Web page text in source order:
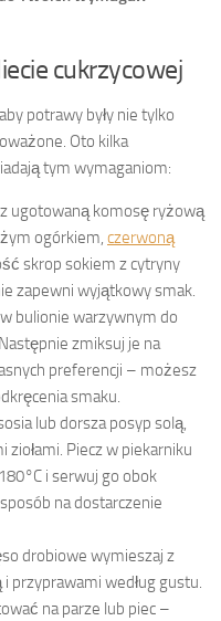
cukrzycowej
potrawy były nie tylko
Oto kilka
tym wymaganiom:
ugotowaną komosę ryżową
ogórkiem, czerwoną
skrop sokiem z cytryny
zapewni wyjątkowy smak.
bulionie warzywnym do
zmiksuj je na
preferencji – możesz
smaku.
lub dorsza posyp solą,
Piecz w piekarniku
i serwuj go obok
na dostarczenie
drobiowe wymieszaj z
przyprawami według gustu.
na parze lub piec –